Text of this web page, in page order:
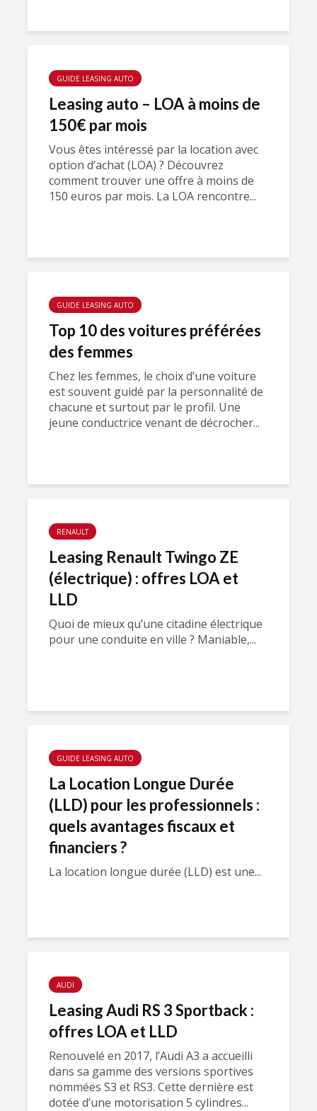
GUIDE LEASING AUTO
Leasing auto – LOA à moins de
150€ par mois
Vous êtes intéressé par la location avec
option d’achat (LOA) ? Découvrez
comment trouver une offre à moins de
150 euros par mois. La LOA rencontre...
GUIDE LEASING AUTO
Top 10 des voitures préférées
des femmes
Chez les femmes, le choix d’une voiture
est souvent guidé par la personnalité de
chacune et surtout par le profil. Une
jeune conductrice venant de décrocher...
RENAULT
Leasing Renault Twingo ZE
(électrique) : offres LOA et
LLD
Quoi de mieux qu’une citadine électrique
pour une conduite en ville ? Maniable,...
GUIDE LEASING AUTO
La Location Longue Durée
(LLD) pour les professionnels :
quels avantages fiscaux et
financiers ?
La location longue durée (LLD) est une...
AUDI
Leasing Audi RS 3 Sportback :
offres LOA et LLD
Renouvelé en 2017, l’Audi A3 a accueilli
dans sa gamme des versions sportives
nommées S3 et RS3. Cette dernière est
dotée d’une motorisation 5 cylindres...